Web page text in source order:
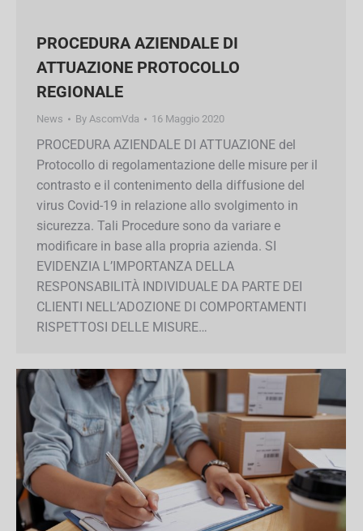
PROCEDURA AZIENDALE DI
ATTUAZIONE PROTOCOLLO
PROCEDURA AZIENDALE DI ATTUAZIONE del
Protocollo di regolamentazione delle misure per
il contrasto e il contenimento della diffusione
del virus Covid-19 in relazione allo svolgimento
in sicurezza. Tali Procedure sono da variare e
modificare in base alla propria azienda. SI
EVIDENZIA L’IMPORTANZA DELLA
RESPONSABILITÀ INDIVIDUALE DA PARTE DEI
CLIENTI NELL’ADOZIONE DI COMPORTAMENTI